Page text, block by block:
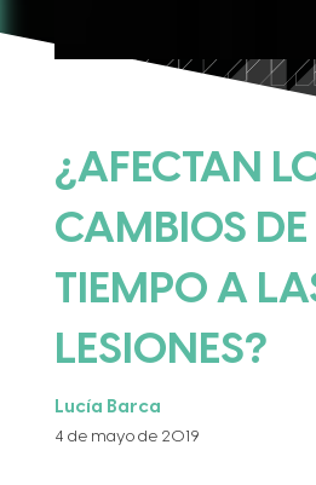
¿AFECTAN
CAMBIOS DE
TIEMPO A
LESIONES?
Lucía Barca
4 de mayo de 2019